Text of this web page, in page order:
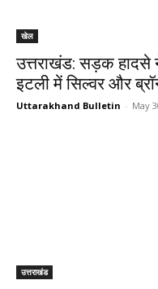
खेल
उत्तराखंड: सड़क हादसे ने
इटली में सिल्वर और
Uttarakhand Bulletin - May
उत्तराखंड